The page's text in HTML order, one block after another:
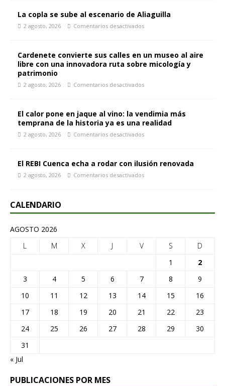
La copla se sube al escenario de Aliaguilla
2 agosto, 2026 Comentarios desactivados
Cardenete convierte sus calles en un museo al aire
libre con una innovadora ruta sobre micología y
patrimonio
2 agosto, 2026 Comentarios desactivados
El calor pone en jaque al vino: la vendimia más
temprana de la historia ya es una realidad
2 agosto, 2026 Comentarios desactivados
El REBI Cuenca echa a rodar con ilusión renovada
2 agosto, 2026 Comentarios desactivados
CALENDARIO
AGOSTO 2026
L
M X J V S
D
1
2
3
4 5 6 7 8
9
10
11 12 13 14 15
16
17
18 19 20 21 22
23
24
25 26 27 28 29
30
31
« Jul
PUBLICACIONES POR MES